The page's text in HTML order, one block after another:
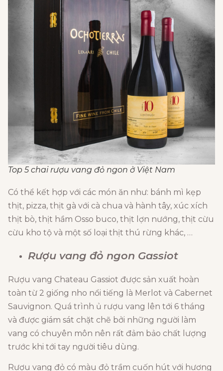
Top 5 chai rượu vang đỏ ngon ở Việt Nam
Có thể kết hợp với các món ăn như: bánh mì kẹp
thịt, pizza, thịt gà với cà chua và hành tây, xúc xích
thịt bò, thịt hầm Osso buco, thịt lợn nướng, thịt cừu
cừu kho tộ và một số loại thịt thú rừng khác, …
Rượu vang đỏ ngon Gassiot
Rượu vang Chateau Gassiot được sản xuất hoàn
toàn từ 2 giống nho nổi tiếng là Merlot và Cabernet
Sauvignon. Quá trình ủ rượu vang lên tới 6 tháng
và được giám sát chặt chẽ bởi những người làm
vang có chuyên môn nên rất đảm bảo chất lượng
trước khi tới tay người tiêu dùng.
Rượu vang đỏ có màu đỏ trầm cuốn hút với hương